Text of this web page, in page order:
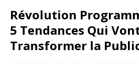
Révolution
5 Tendances Qui
Transformer la